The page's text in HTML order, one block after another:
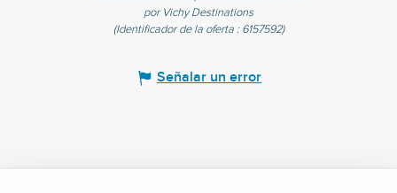
por Vichy Destinations
(Identificador de la oferta : 6157592)
Señalar un error